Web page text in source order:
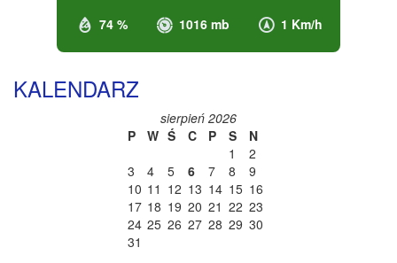
74 % 1016 mb 1 Km/h
KALENDARZ
sierpień 2026
P
W Ś C P S
N
1
2
3
4 5 6 7 8
9
10 11 12 13 14 15 16
17 18 19 20 21 22 23
24 25 26 27 28 29 30
31